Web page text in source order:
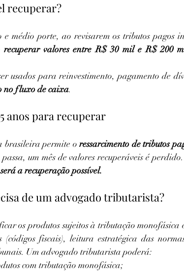
recuperar?
e médio porte, ao revisarem os tributos pagos
recuperar valores entre R$ 30 mil e R$ 200
usados para reinvestimento, pagamento de
no fluxo de caixa.
anos para recuperar
brasileira permite o ressarcimento de tributos
um mês de valores recuperáveis é
a recuperação possível.
de um advogado tributarista?
os produtos sujeitos à tributação monofásica
(códigos fiscais), leitura estratégica das
Um advogado tributarista poderá:
com tributação monofásica;